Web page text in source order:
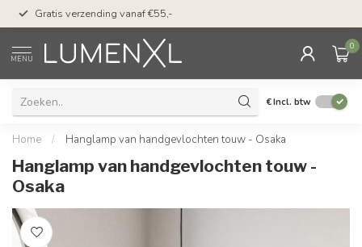
Gratis verzending vanaf €55,-
MENU
0
€Incl. btw
Home / Hanglamp van handgevlochten touw - Osaka
Hanglamp van handgevlochten touw -
Osaka